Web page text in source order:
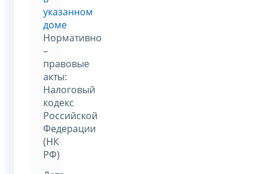
указанном
доме
Нормативно
–
правовые
акты:
Налоговый
кодекс
Российской
Федерации
(НК
РФ)